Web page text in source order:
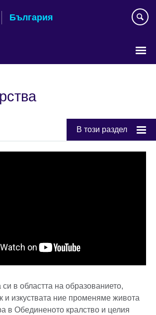
България
В този раздел
си в областта на образованието,
и изкуствата ние променяме живота
в Обединеното кралство и целия